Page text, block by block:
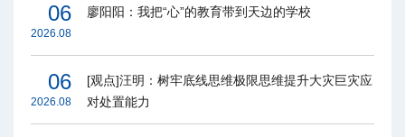
06
2026.08
廖阳阳：我把“心”的教育带到天边的学校
06
2026.08
[观点]汪明：树牢底线思维极限思维提升大灾巨灾应
对处置能力